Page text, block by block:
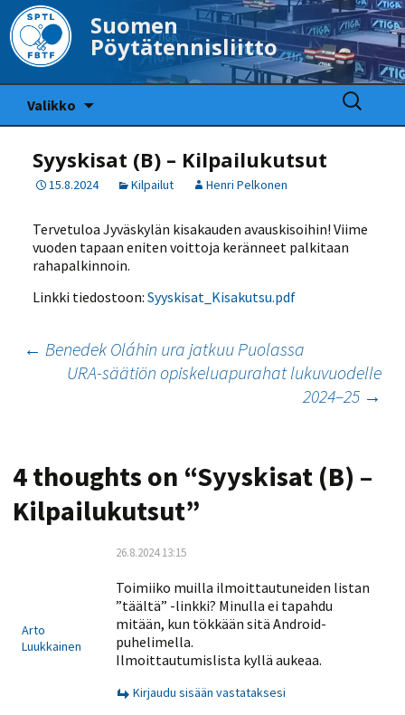
Suomen
Pöytätennisliitto
Valikko
Haku:
Syyskisat (B) – Kilpailukutsut
15.8.2024 Kilpailut Henri Pelkonen
Tervetuloa Jyväskylän kisakauden avauskisoihin! Viime
vuoden tapaan eniten voittoja keränneet palkitaan
rahapalkinnoin.
Linkki tiedostoon:Syyskisat_Kisakutsu.pdf
Artikkelien
selaus
← Benedek Oláhin ura jatkuu Puolassa
URA-säätiön opiskeluapurahat lukuvuodelle
2024–25 →
4 thoughts on “Syyskisat (B) –
Kilpailukutsut”
Arto
Luukkainen
26.8.2024 13:15
Toimiiko muilla ilmoittautuneiden listan
”täältä” -linkki? Minulla ei tapahdu
mitään, kun tökkään sitä Android-
puhelimella.
Ilmoittautumislista kyllä aukeaa.
Kirjaudu sisään vastataksesi